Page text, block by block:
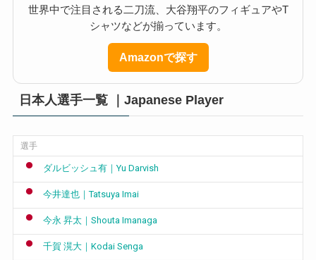
世界中で注目される二刀流、大谷翔平のフィギュアやT
シャツなどが揃っています。
Amazonで探す
日本人選手一覧 ｜Japanese Player
選手
ダルビッシュ有｜Yu Darvish
今井達也｜Tatsuya Imai
今永 昇太｜Shouta Imanaga
千賀 滉大｜Kodai Senga